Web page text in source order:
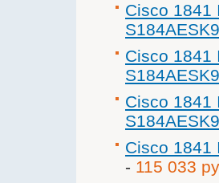
Cisco 1841
Cisco 1841
Cisco 1841
Cisco 1841
- 115 033